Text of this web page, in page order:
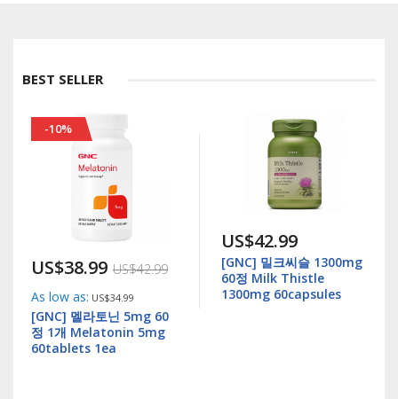
BEST SELLER
-10%
US$38.99 US$42.99
As low as US$34.99
[GNC] 멜라토닌 5mg 60
정 1개 Melatonin 5mg
60tablets 1ea
US$42.99
[GNC] 밀크씨슬 1300mg
60정 Milk Thistle
1300mg 60capsules